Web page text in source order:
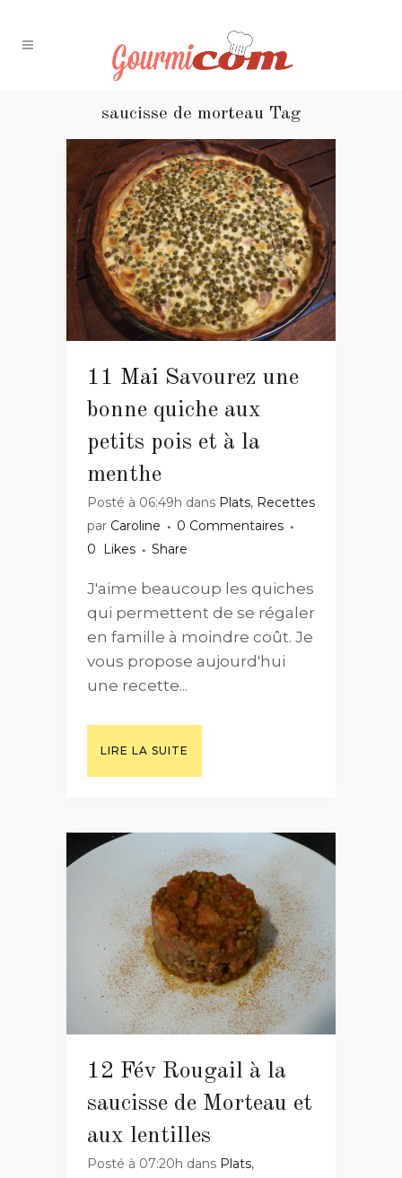
saucisse de morteau Tag
11 Mai Savourez une
bonne quiche aux
petits pois et à la
menthe
Posté à 06:49h dans Plats, Recettes
par Caroline
0 Commentaires
0
Likes Share
J'aime beaucoup les quiches
qui permettent de se régaler
en famille à moindre coût. Je
vous propose aujourd'hui
une recette...
LIRE LA SUITE
12 Fév Rougail à la
saucisse de Morteau et
aux lentilles
Posté à 07:20h dans Plats,